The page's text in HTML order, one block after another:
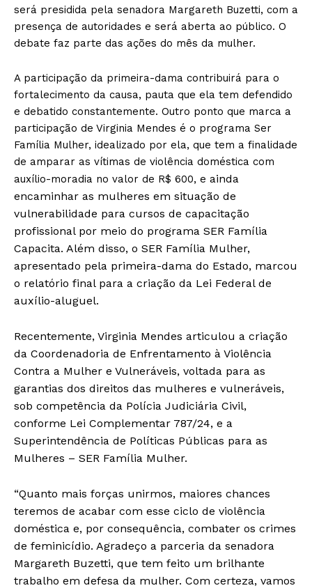
será presidida pela senadora Margareth Buzetti, com a
presença de autoridades e será aberta ao público. O
debate faz parte das ações do mês da mulher.
A participação da primeira-dama contribuirá para o
fortalecimento da causa, pauta que ela tem defendido
e debatido constantemente. Outro ponto que marca a
participação de Virginia Mendes é o programa Ser
Família Mulher, idealizado por ela, que tem a finalidade
de amparar as vítimas de violência doméstica com
auxílio-moradia no valor de R$ 600, e ainda
encaminhar as mulheres em situação de
vulnerabilidade para cursos de capacitação
profissional por meio do programa SER Família
Capacita. Além disso, o SER Família Mulher,
apresentado pela primeira-dama do Estado, marcou
o relatório final para a criação da Lei Federal de
auxílio-aluguel.
Recentemente, Virginia Mendes articulou a criação
da Coordenadoria de Enfrentamento à Violência
Contra a Mulher e Vulneráveis, voltada para as
garantias dos direitos das mulheres e vulneráveis,
sob competência da Polícia Judiciária Civil,
conforme Lei Complementar 787/24, e a
Superintendência de Políticas Públicas para as
Mulheres – SER Família Mulher.
“Quanto mais forças unirmos, maiores chances
teremos de acabar com esse ciclo de violência
doméstica e, por consequência, combater os crimes
de feminicídio. Agradeço a parceria da senadora
Margareth Buzetti, que tem feito um brilhante
trabalho em defesa da mulher. Com certeza, vamos